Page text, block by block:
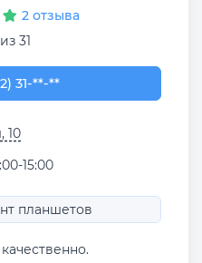
2 отзыва
31
31-16-21
31-**-**
10
15:00
планшетов